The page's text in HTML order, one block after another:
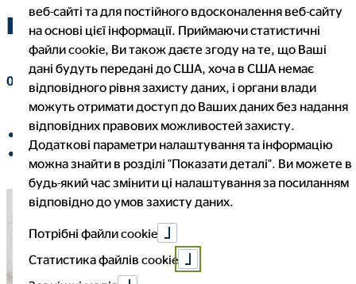
поради
01. березня 2023 | ТОВ "ОВБ Алфінанц Україна"
Поділитися в
Поділитися на LinkedIn
веб-сайті та для постійного вдосконалення веб-сайту
на основі цієї інформації. Приймаючи статистичні
файли cookie, Ви також даєте згоду на те, що Ваші
дані будуть передані до США, хоча в США немає
відповідного рівня захисту даних, і органи влади
можуть отримати доступ до Ваших даних без надання
відповідних правових можливостей захисту.
Додаткові параметри налаштування та інформацію
можна знайти в розділі "Показати деталі". Ви можете в
будь-який час змінити ці налаштування за посиланням
відповідно до умов захисту даних.
Потрібні файли cookie
Статистика файлів cookie